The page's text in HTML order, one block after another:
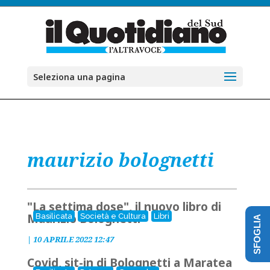
Seleziona una pagina
maurizio bolognetti
Basilicata Società e Cultura Libri
"La settima dose", il nuovo libro di
Maurizio Bolognetti
| 10 APRILE 2022 12:47
Covid, sit-in di Bolognetti a Maratea
SFOGLIA